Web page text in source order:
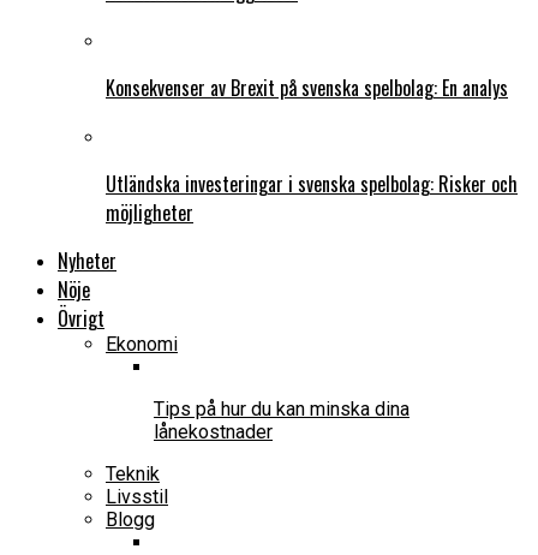
Konsekvenser av Brexit på svenska spelbolag: En analys
Utländska investeringar i svenska spelbolag: Risker och
möjligheter
Nyheter
Nöje
Övrigt
Ekonomi
Tips på hur du kan minska dina
lånekostnader
Teknik
Livsstil
Blogg